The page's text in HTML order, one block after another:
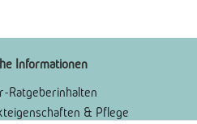
Informationen
Ratgeberinhalten
& Pflege